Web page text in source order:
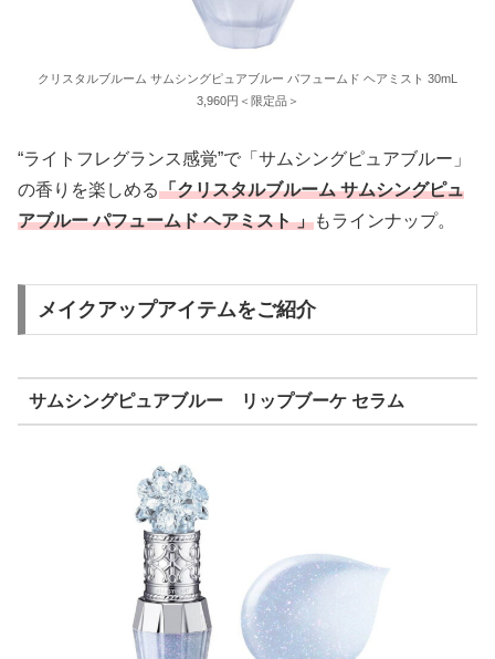
クリスタルブルーム サムシングピュアブルー パフュームド ヘアミスト 30mL
3,960円＜限定品＞
“ライトフレグランス感覚”で「サムシングピュアブルー」
の香りを楽しめる「クリスタルブルーム サムシングピュ
アブルー パフュームド ヘアミスト 」もラインナップ。
メイクアップアイテムをご紹介
サムシングピュアブルー リップブーケ セラム